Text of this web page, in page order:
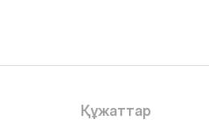
Құжаттар